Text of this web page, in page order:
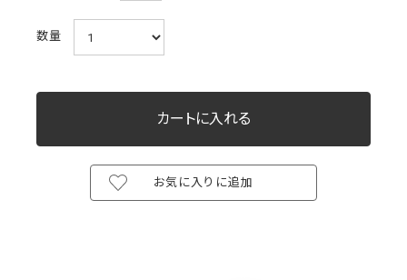
数量
お気に入りに追加